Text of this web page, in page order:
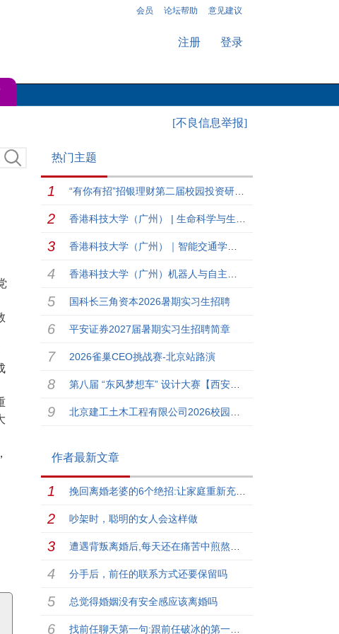
会员 论坛帮助 意见建议
注册 登录
[不良信息举报]
热门主题
国科长三角资本2026暑期实习生招聘
平安证券2027届暑期实习生招聘简章
2026雀巢CEO挑战赛-北京站路演
作者最新文章
吵架时，聪明的女人会这样做
分手后，前任的联系方式还要保留吗
总觉得婚姻没有安全感应该离婚吗